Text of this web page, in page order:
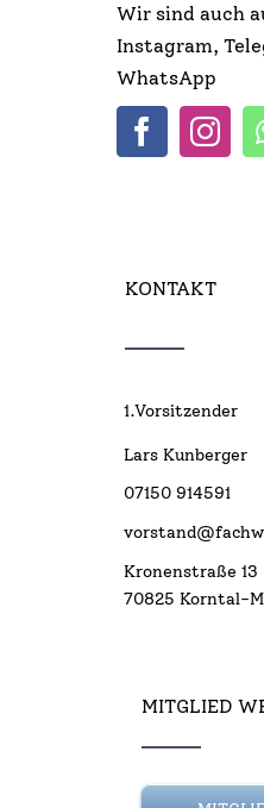
Wir sind auch
Instagram,
WhatsApp
KONTAKT
1.Vorsitzender
Lars Kunberger
07150 914591
Kronenstraße 13
70825 Korntal-
MITGLIED